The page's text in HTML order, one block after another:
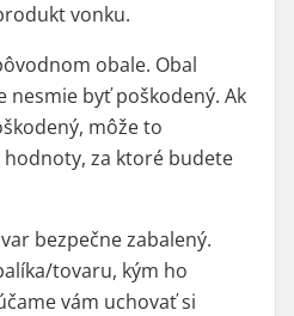
vonku.
obale. Obal
nesmie byť poškodený. Ak
môže to
za ktoré budete
bezpečne zabalený.
tovaru, kým ho
vám uchovať si